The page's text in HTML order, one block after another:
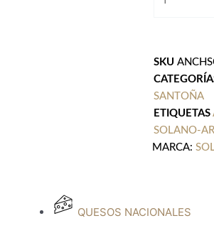
QUESOS NACIONALES
de
cero
cantidad
SKU
SANTOÑA
ETIQUETAS
SOLANO-
MARCA: